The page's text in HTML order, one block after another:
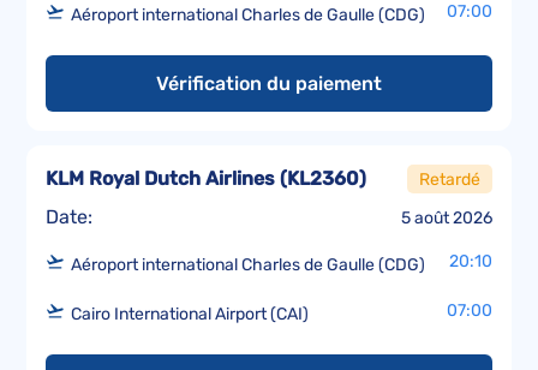
Aéroport international Charles de Gaulle (CDG) 07:00
Vérification du paiement
Date: 5 août 2026
KLM Royal Dutch Airlines (KL2360) Retardé
Aéroport international Charles de Gaulle (CDG) 20:10
Cairo International Airport (CAI) 07:00